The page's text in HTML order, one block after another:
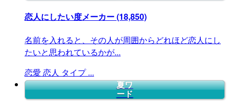
恋人にしたい度メーカー(18,850)
名前を入れると、その人が周囲からどれほど恋人にし
たいと思われているかが...
恋愛 恋人 タイプ ...
夏ワ
ード